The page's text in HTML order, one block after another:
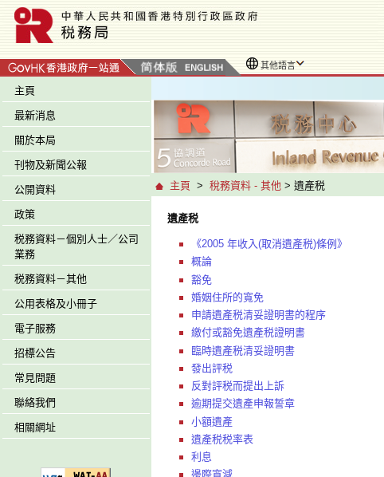
其他語言
主頁
最新消息
關於本局
刊物及新聞公報
公開資料
政策
税務資料－個別人士／公司
業務
税務資料－其他
公用表格及小冊子
電子服務
招標公告
常見問題
聯絡我們
相關網址
主頁 > 稅務資料 - 其他 > 遺產税
遺產税
《2005 年收入(取消遺產税)條例》
概論
豁免
婚姻住所的寬免
申請遺產税清妥證明書的程序
繳付或豁免遺產税證明書
臨時遺產税清妥證明書
發出評税
反對評税而提出上訴
逾期提交遺產申報誓章
小額遺產
遺產税税率表
利息
邊際寬減